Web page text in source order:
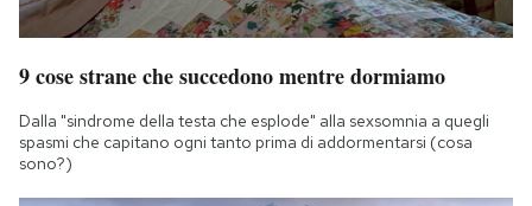
9 cose strane che succedono mentre dormiamo
Dalla "sindrome della testa che esplode" alla sexsomnia a quegli
spasmi che capitano ogni tanto prima di addormentarsi (cosa
sono?)